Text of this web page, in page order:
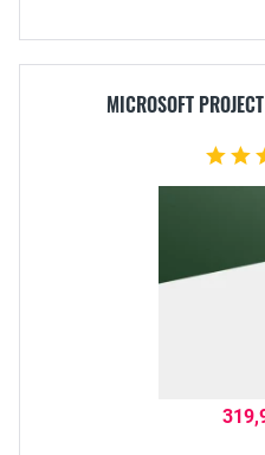
MICROSOFT